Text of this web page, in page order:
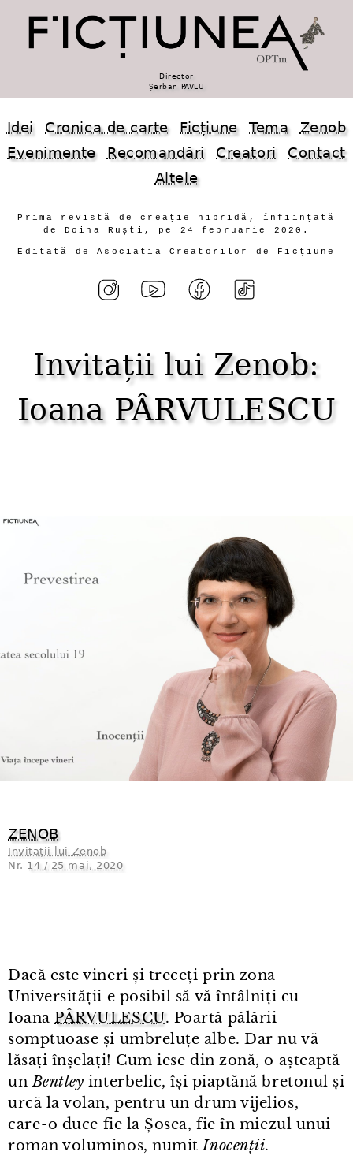
Director
Șerban PAVLU
Idei Cronica de carte Ficțiune Tema
Zenob
Evenimente
Recomandări Creatori
Contact
Altele
Prima revistă de creație hibridă, înființată
de Doina Ruști, pe 24 februarie 2020.
Editată de Asociația Creatorilor de Ficțiune
Invitații lui Zenob:
Ioana PÂRVULESCU
ZENOB
Invitații lui Zenob
Nr. 14 / 25 mai, 2020
Dacă este vineri și treceți prin zona
Universității e posibil să vă întâlniți cu
IoanaPÂRVULESCU. Poartă pălării
somptuoase și umbreluțe albe. Dar nu vă
lăsați înșelați! Cum iese din zonă, o așteaptă
unBentley interbelic, își piaptănă bretonul și
urcă la volan, pentru un drum vijelios,
care⁠-⁠o duce fie la Șosea, fie în miezul unui
roman voluminos, numitInocenții.